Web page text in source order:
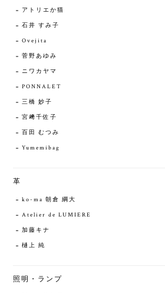
アトリエか猫
石井 すみ子
Ovejita
菅野あゆみ
ニワカヤマ
PONNALET
三橋 妙子
宮﨑千佐子
百田 むつみ
Yumemibag
革
ko-ma 朝倉 綱大
Atelier de LUMIERE
加藤キナ
樋上 純
照明・ランプ